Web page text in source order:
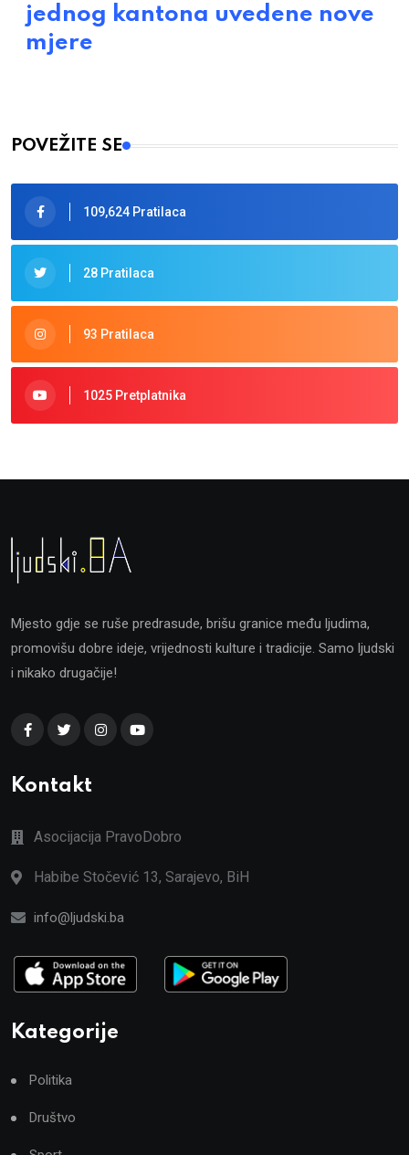
jednog kantona uvedene nove
mjere
POVEŽITE SE
109,624 Pratilaca
28 Pratilaca
93 Pratilaca
1025 Pretplatnika
Mjesto gdje se ruše predrasude, brišu granice među ljudima,
promovišu dobre ideje, vrijednosti kulture i tradicije. Samo ljudski
i nikako drugačije!
Kontakt
Asocijacija PravoDobro
Habibe Stočević 13, Sarajevo, BiH
info@ljudski.ba
Kategorije
Politika
Društvo